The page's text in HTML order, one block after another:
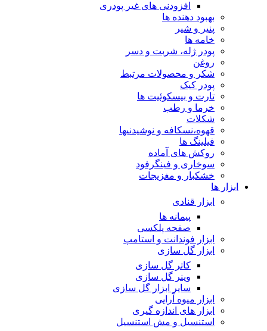
افزودنی های غیر پودری
بهبود دهنده ها
پنیر و شیر
خامه ها
پودر ژله، شربت و دسر
روغن
شکر و محصولات مرتبط
پودر کیک
تارت و بیسکوئیت ها
خرما و رطب
شکلات
قهوه،نسکافه و نوشیدنیها
فیلینگ ها
روکش های آماده
سوخاری و فینگرفود
خشکبار و مغزیجات
ابزار ها
ابزار قنادی
پیمانه ها
صفحه پلکسی
ابزار فوندانت و استامپ
ابزار گل سازی
کاتر گل سازی
وینر گل سازی
سایر ابزار گل سازی
ابزار میوه آرایی
ابزار های اندازه گیری
استنسیل و مش استنسیل